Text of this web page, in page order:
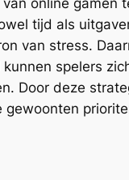
online gamen
tijd als
van stress.
spelers
Door deze